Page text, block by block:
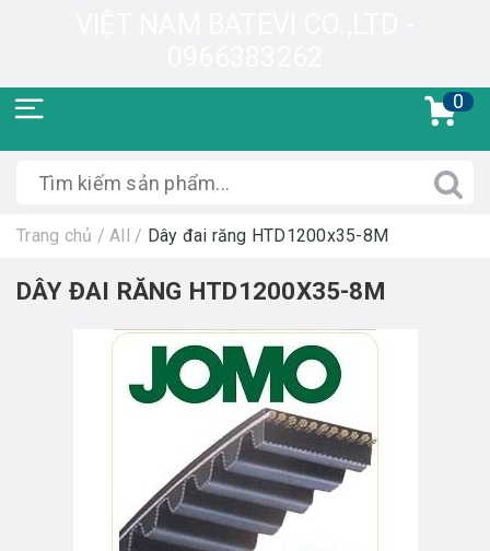
0
Trang chủ / All / Dây đai răng HTD1200x35-8M
DÂY ĐAI RĂNG HTD1200X35-8M